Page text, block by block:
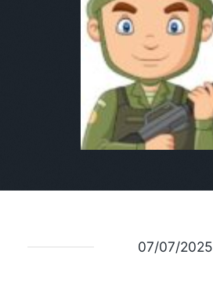
07/07/2025